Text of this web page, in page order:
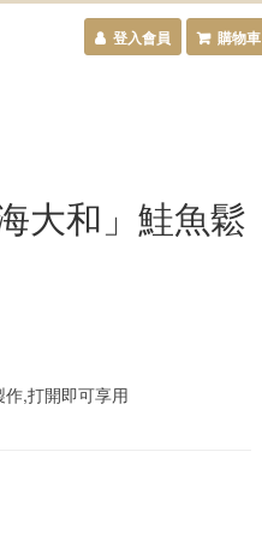
登入會員 購物車
大和」鮭魚鬆
,打開即可享用